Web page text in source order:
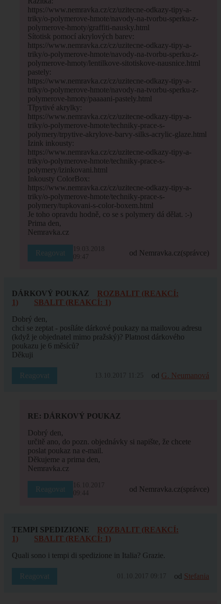
https://www.nemravka.cz/cz/uzitecne-odkazy-tipy-a-
triky/o-polymerove-hmote/navody-na-tvorbu-sperku-z-
polymerove-hmoty/graffiti-nausky.html
Sítotisk pomocí akrylových barev:
https://www.nemravka.cz/cz/uzitecne-odkazy-tipy-a-
triky/o-polymerove-hmote/navody-na-tvorbu-sperku-z-
polymerove-hmoty/lentilkove-sitotiskove-nausnice.html
pastely:
https://www.nemravka.cz/cz/uzitecne-odkazy-tipy-a-
triky/o-polymerove-hmote/navody-na-tvorbu-sperku-z-
polymerove-hmoty/paaaani-pastely.html
Třpytivé akrylky:
https://www.nemravka.cz/cz/uzitecne-odkazy-tipy-a-
triky/o-polymerove-hmote/techniky-prace-s-
polymery/trpytive-akrylove-barvy-silks-acrylic-glaze.html
Izink inkousty:
https://www.nemravka.cz/cz/uzitecne-odkazy-tipy-a-
triky/o-polymerove-hmote/techniky-prace-s-
polymery/izinkovani.html
Inkousty ColorBox:
https://www.nemravka.cz/cz/uzitecne-odkazy-tipy-a-
triky/o-polymerove-hmote/techniky-prace-s-
polymery/tupkovani-s-color-boxem.html
Je toho opravdu hodně, co se s polymery dá dělat. :-)
Prima den,
Nemravka.cz
Reagovat
19.03.2018
09:47
od Nemravka.cz(správce)
DÁRKOVÝ POUKAZ
ROZBALIT (REAKCÍ:
1)
SBALIT (REAKCÍ: 1)
Dobrý den,
chci se zeptat - posíláte dárkové poukazy na mailovou adresu
(když je objednatel mimo pražský)? Platnost dárkového
poukazu je 6 měsíců?
Děkuji
Reagovat 13.10.2017 11:25 od G. Neumanová
RE: DÁRKOVÝ POUKAZ
Dobrý den,
určitě ano, do pozn. objednávky si napište, že chcete
poslat poukaz na e-mail.
Děkujeme a prima den,
Nemravka.cz
Reagovat
16.10.2017
09:44
od Nemravka.cz(správce)
TEMPI SPEDIZIONE
ROZBALIT (REAKCÍ:
1)
SBALIT (REAKCÍ: 1)
Quali sono i tempi di spedizione in Italia? Grazie.
Reagovat 01.10.2017 09:17 od Stefania